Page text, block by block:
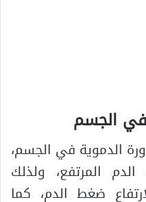
في الجسم
الدموية في الجسم،
المرتفع، ولذلك
ضغط الدم، كما